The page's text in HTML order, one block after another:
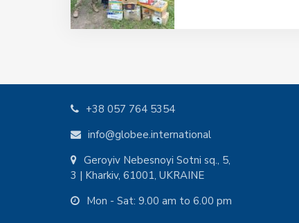
+38 057 764 5354
info@globee.international
Geroyiv Nebesnoyi Sotni sq., 5,
3 | Kharkiv, 61001, UKRAINE
Mon - Sat: 9.00 am to 6.00 pm